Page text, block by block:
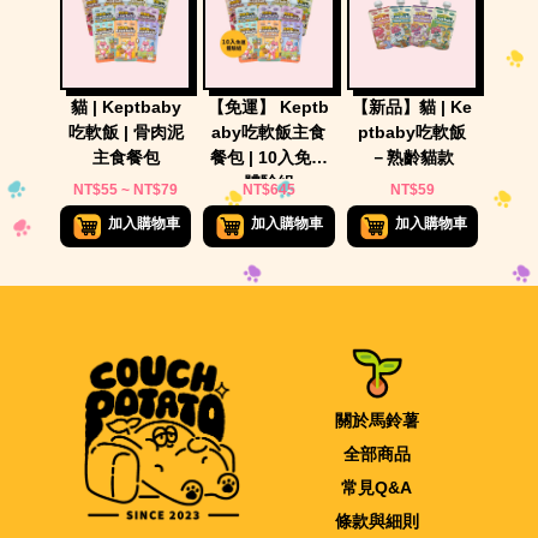
貓 | Keptbaby
吃軟飯 | 骨肉泥
主食餐包
NT$55 ~ NT$79
加入購物車
【免運】 Keptb
aby吃軟飯主食
餐包 | 10入免運
體驗組
NT$645
加入購物車
【新品】貓 | Ke
ptbaby吃軟飯
－熟齡貓款
NT$59
加入購物車
關於馬鈴薯
全部商品
常見Q&A
條款與細則